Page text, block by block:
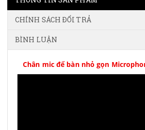
CHÍNH SÁCH ĐỔI TRẢ
BÌNH LUẬN
Chân mic để bàn nhỏ gọn